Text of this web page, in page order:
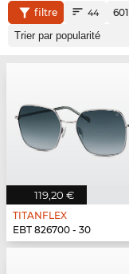
filtre 44 601
119,20 €
TITANFLEX
EBT 826700 - 30